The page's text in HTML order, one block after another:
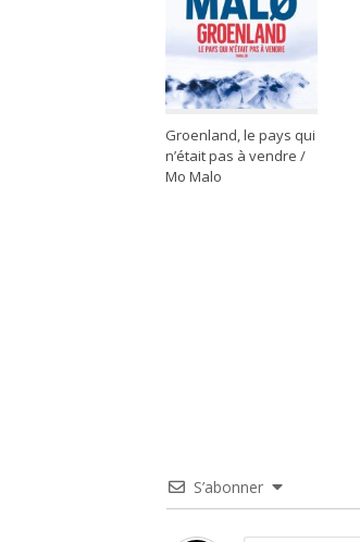
Groenland, le pays qui
n’était pas à vendre /
Mo Malo
S’abonner